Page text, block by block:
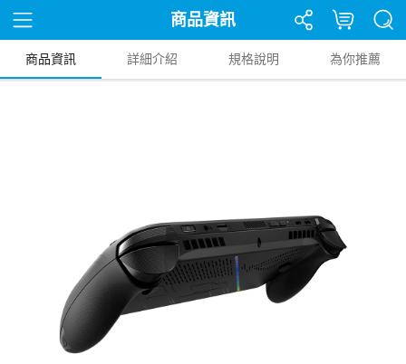
商品資訊
商品資訊 詳細介紹 規格說明 為你推薦